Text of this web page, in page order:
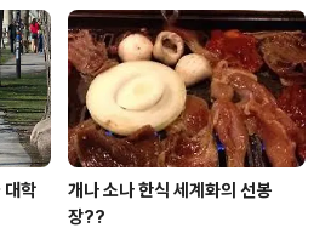
금 넘는 경우가 허다 합
는 지역 개발 부담금인
장난이 아니게 됩니다!!
대학
개나 소나 한식 세계화의 선봉
장??